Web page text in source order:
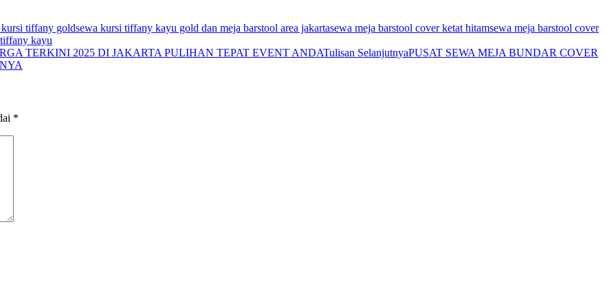
kursi tiffany goldsewa kursi tiffany kayu gold dan meja barstool area jakartasewa meja barstool cover ketat hitamsewa meja barstool cover
kayu
TERKINI 2025 DI JAKARTA PULIHAN TEPAT EVENT ANDATulisan SelanjutnyaPUSAT SEWA MEJA BUNDAR COVER
*